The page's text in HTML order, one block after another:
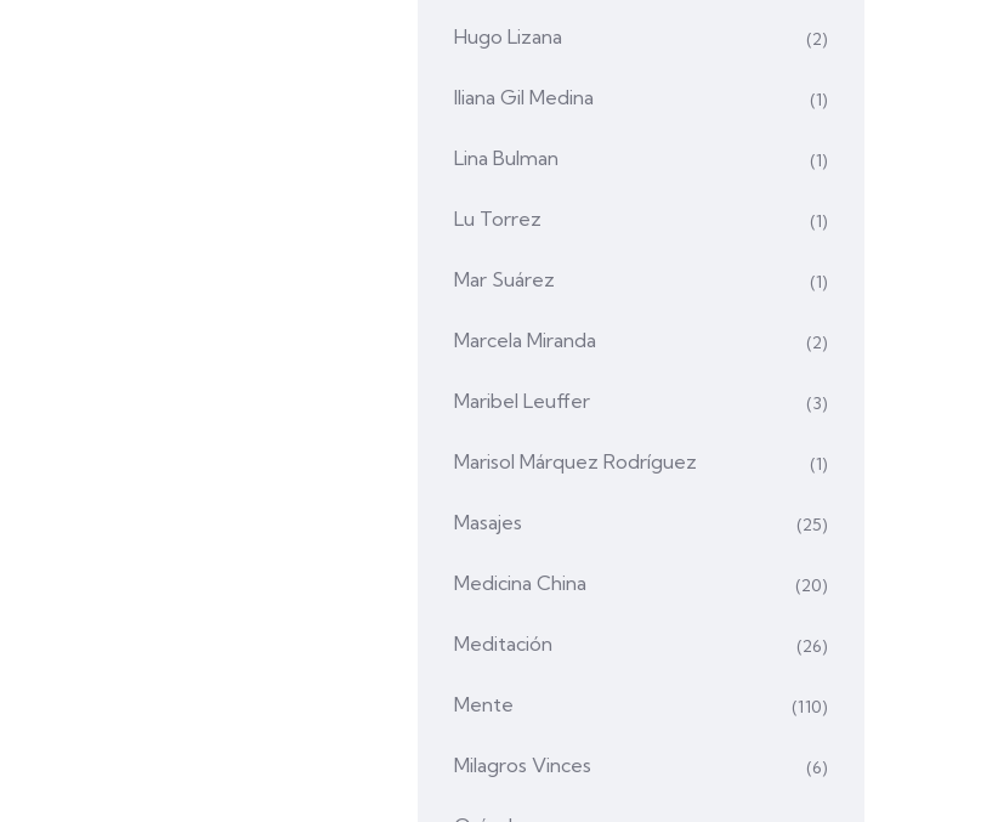
Hugo Lizana (2)
Iliana Gil Medina (1)
Lina Bulman (1)
Lu Torrez (1)
Mar Suárez (1)
Marcela Miranda (2)
Maribel Leuffer (3)
Marisol Márquez Rodríguez (1)
Masajes (25)
Medicina China (20)
Meditación (26)
Mente (110)
Milagros Vinces (6)